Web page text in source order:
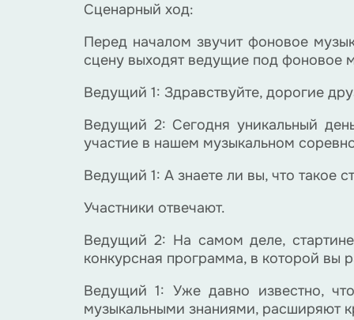
Сценарный ход:
Перед началом звучит фоновое
сцену выходят ведущие под фоновое
Ведущий 1: Здравствуйте, дорогие
Ведущий 2: Сегодня уникальный
участие в нашем музыкальном
Ведущий 1: А знаете ли вы, что такое
Участники отвечают.
Ведущий 2: На самом деле,
конкурсная программа, в которой вы
Ведущий 1: Уже давно известно,
музыкальными знаниями, расширяют